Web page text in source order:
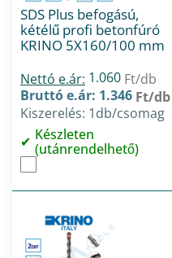
SDS Plus befogású,
kétélű profi betonfúró
KRINO 5X160/100 mm
Nettó e.ár: 1.060 Ft/db
Bruttó e.ár: 1.346 Ft/db
Kiszerelés: 1db/csomag
Készleten
(utánrendelhető)